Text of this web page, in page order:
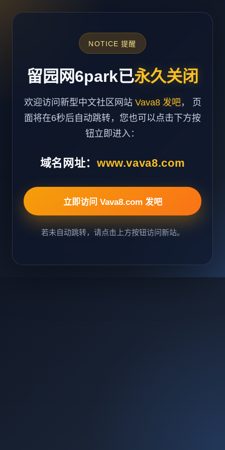
NOTICE 提醒
留园网6park已永久关闭
欢迎访问新型中文社区网站 Vava8 发吧， 页
面将在6秒后自动跳转，您也可以点击下方按
钮立即进入：
域名网址： www.vava8.com
立即访问 Vava8.com 发吧
若未自动跳转，请点击上方按钮访问新站。